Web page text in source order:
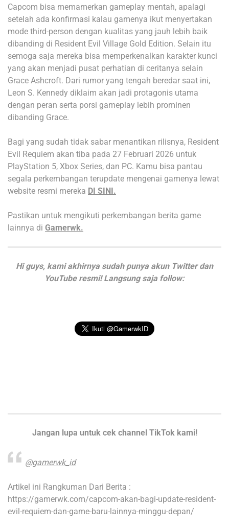
Capcom bisa memamerkan gameplay mentah, apalagi
setelah ada konfirmasi kalau gamenya ikut menyertakan
mode third-person dengan kualitas yang jauh lebih baik
dibanding di Resident Evil Village Gold Edition. Selain itu
semoga saja mereka bisa memperkenalkan karakter kunci
yang akan menjadi pusat perhatian di ceritanya selain
Grace Ashcroft. Dari rumor yang tengah beredar saat ini,
Leon S. Kennedy diklaim akan jadi protagonis utama
dengan peran serta porsi gameplay lebih prominen
dibanding Grace.
Bagi yang sudah tidak sabar menantikan rilisnya, Resident
Evil Requiem akan tiba pada 27 Februari 2026 untuk
PlayStation 5, Xbox Series, dan PC. Kamu bisa pantau
segala perkembangan terupdate mengenai gamenya lewat
website resmi mereka DI SINI.
Pastikan untuk mengikuti perkembangan berita game
lainnya di Gamerwk.
Hi guys, kami akhirnya sudah punya akun Twitter dan
YouTube resmi! Langsung saja follow:
Jangan lupa untuk cek channel TikTok kami!
@gamerwk_id
Artikel ini Rangkuman Dari Berita :
https://gamerwk.com/capcom-akan-bagi-update-resident-
evil-requiem-dan-game-baru-lainnya-minggu-depan/